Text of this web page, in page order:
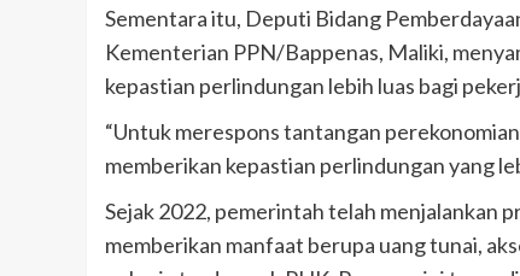
Sementara itu, Deputi Bidang
Kementerian PPN/Bappenas, Maliki,
kepastian perlindungan lebih luas bagi
“Untuk merespons tantangan
memberikan kepastian perlindungan yang
Sejak 2022, pemerintah telah menjalankan
memberikan manfaat berupa uang tunai,